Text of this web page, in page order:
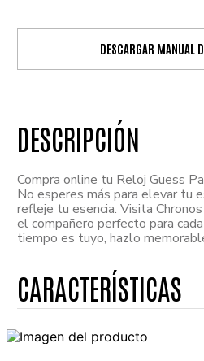
DESCARGAR MANUAL
Compra online tu Reloj Guess
No esperes más para elevar tu
refleje tu esencia. Visita
el compañero perfecto para
tiempo es tuyo, hazlo